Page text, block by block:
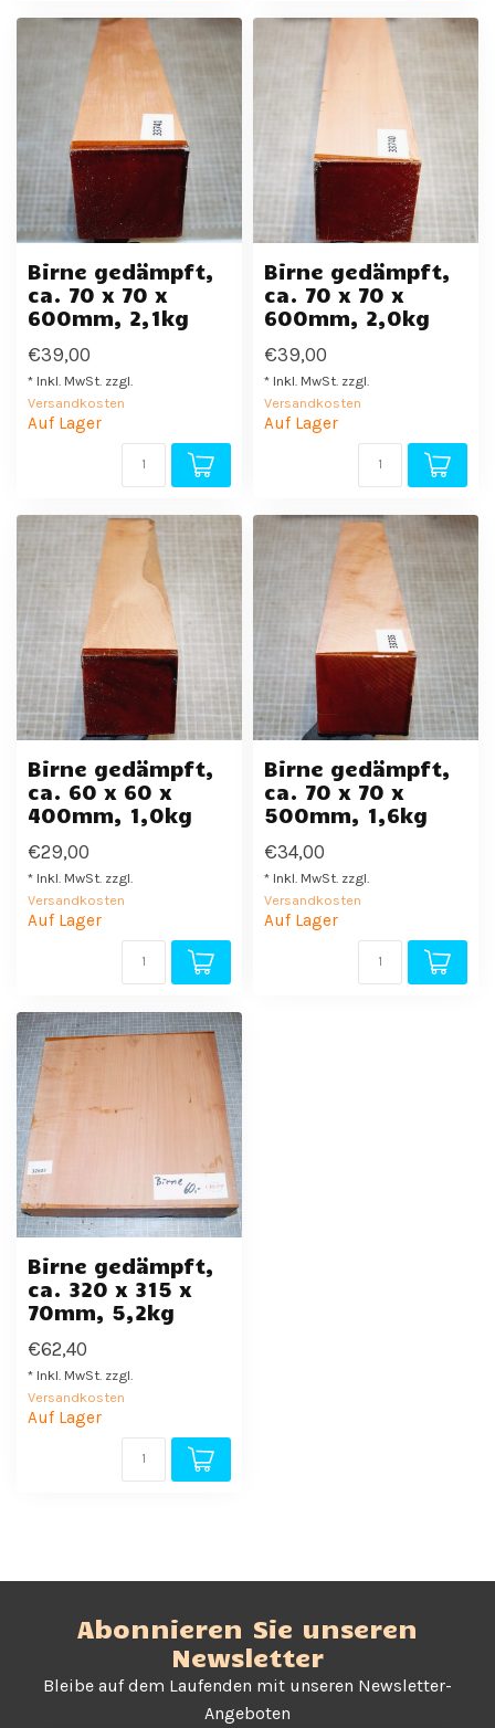
Birne gedämpft,
ca. 70 x 70 x
600mm, 2,1kg
€39,00
* Inkl. MwSt. zzgl.
Versandkosten
Auf Lager
Birne gedämpft,
ca. 70 x 70 x
600mm, 2,0kg
€39,00
* Inkl. MwSt. zzgl.
Versandkosten
Auf Lager
Birne gedämpft,
ca. 60 x 60 x
400mm, 1,0kg
€29,00
* Inkl. MwSt. zzgl.
Versandkosten
Auf Lager
Birne gedämpft,
ca. 70 x 70 x
500mm, 1,6kg
€34,00
* Inkl. MwSt. zzgl.
Versandkosten
Auf Lager
Birne gedämpft,
ca. 320 x 315 x
70mm, 5,2kg
€62,40
* Inkl. MwSt. zzgl.
Versandkosten
Auf Lager
Abonnieren Sie unseren
Newsletter
Bleibe auf dem Laufenden mit unseren Newsletter-
Angeboten